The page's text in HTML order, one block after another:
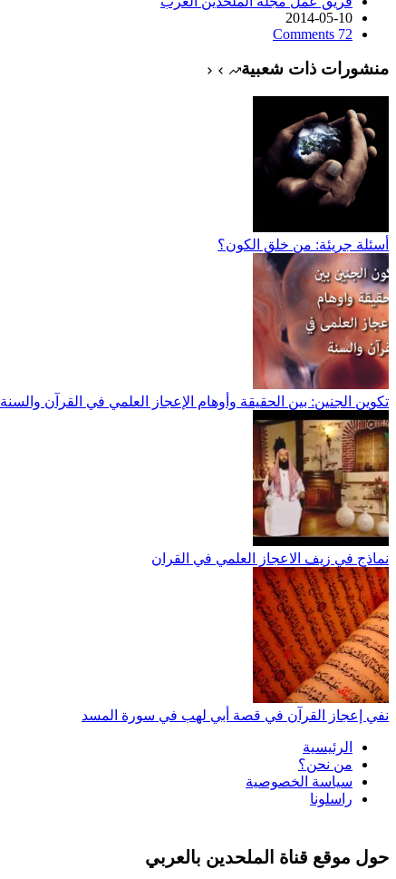
2014-05-10
72 Comments
منشورات ذات شعبية
أسئلة جريئة: من خلق الكون؟
تكوين الجنين: بين الحقيقة وأوهام الإعجاز العلمي في القرآن والسنة
نماذج في زيف الاعجاز العلمي في القران
نفي إعجاز القرآن في قصة أبي لهب في سورة المسد
الرئيسية
من نحن؟
سياسة الخصوصية
راسلونا
حول موقع قناة الملحدين بالعربي